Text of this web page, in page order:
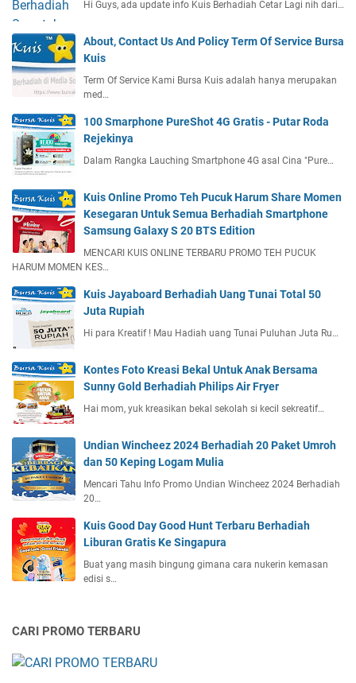
Hi Guys, ada update info Kuis Berhadiah Cetar Lagi nih dari…
About, Contact Us And Policy Term Of Service Bursa
Kuis
Term Of Service Kami Bursa Kuis adalah hanya merupakan
med…
100 Smarphone PureShot 4G Gratis - Putar Roda
Rejekinya
Dalam Rangka Lauching Smartphone 4G asal Cina "Pure…
Kuis Online Promo Teh Pucuk Harum Share Momen
Kesegaran Untuk Semua Berhadiah Smartphone
Samsung Galaxy S 20 BTS Edition
MENCARI KUIS ONLINE TERBARU PROMO TEH PUCUK
HARUM MOMEN KES…
Kuis Jayaboard Berhadiah Uang Tunai Total 50
Juta Rupiah
Hi para Kreatif ! Mau Hadiah uang Tunai Puluhan Juta Ru…
Kontes Foto Kreasi Bekal Untuk Anak Bersama
Sunny Gold Berhadiah Philips Air Fryer
Hai mom, yuk kreasikan bekal sekolah si kecil sekreatif…
Undian Wincheez 2024 Berhadiah 20 Paket Umroh
dan 50 Keping Logam Mulia
Mencari Tahu Info Promo Undian Wincheez 2024 Berhadiah
20…
Kuis Good Day Good Hunt Terbaru Berhadiah
Liburan Gratis Ke Singapura
Buat yang masih bingung gimana cara nukerin kemasan
edisi s…
CARI PROMO TERBARU